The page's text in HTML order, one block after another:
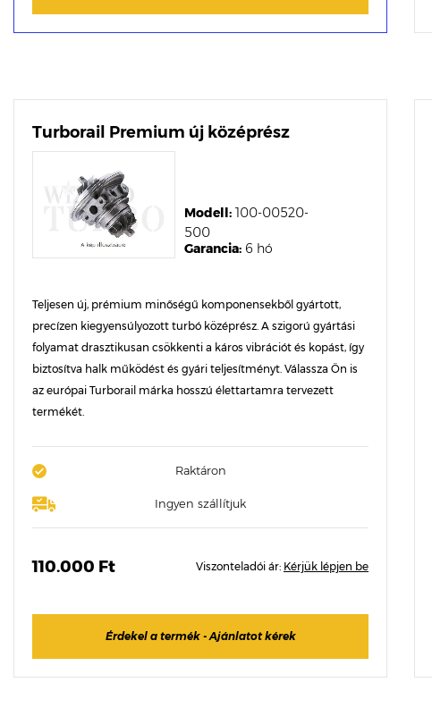
Turborail Premium új középrész
Garancia: 6 hó
Modell: 100-00520-
500
Teljesen új, prémium minőségű komponensekből gyártott,
precízen kiegyensúlyozott turbó középrész. A szigorú gyártási
folyamat drasztikusan csökkenti a káros vibrációt és kopást, így
biztosítva halk működést és gyári teljesítményt. Válassza Ön is
az európai Turborail márka hosszú élettartamra tervezett
termékét.
Raktáron
Ingyen szállítjuk
110.000 Ft Viszonteladói ár: Kérjük lépjen be
Érdekel a termék - Ajánlatot kérek